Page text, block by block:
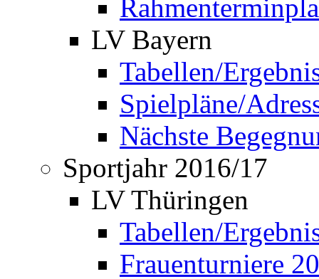
LV Bayern
Tabellen/
Spielpläne/
Nächste
Sportjahr 2016/17
LV Thüringen
Tabellen/
Frauenturniere